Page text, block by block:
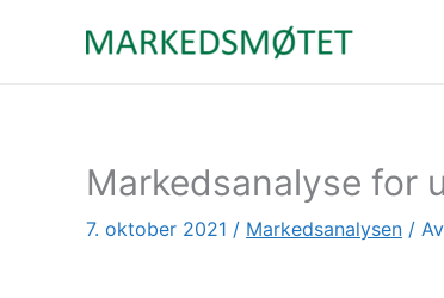
Markedsanalyse for
7. oktober 2021 / Markedsanalysen / Av